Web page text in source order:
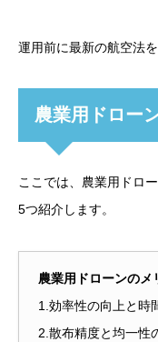
運用前に最新の航空法
農業用ドロー
ここでは、農業用ドロ
5つ紹介します。
農業用ドローンのメ
1.効率性の向上と時
2.散布精度と均一性